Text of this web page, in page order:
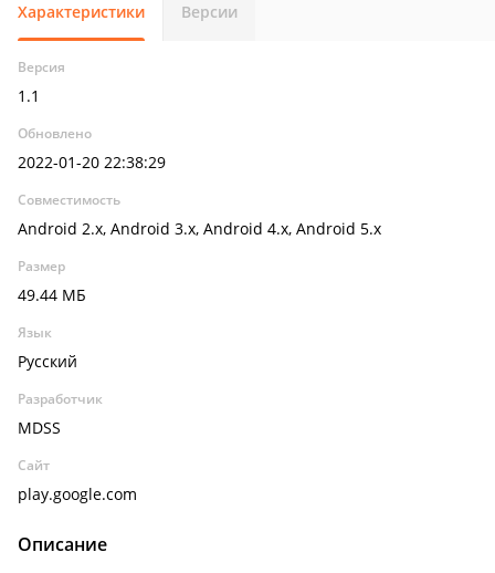
Характеристики Версии
Версия
1.1
Обновлено
2022-01-20 22:38:29
Совместимость
Android 2.x, Android 3.x, Android 4.x, Android 5.x
Размер
49.44 МБ
Язык
Русский
Разработчик
MDSS
Сайт
play.google.com
Описание